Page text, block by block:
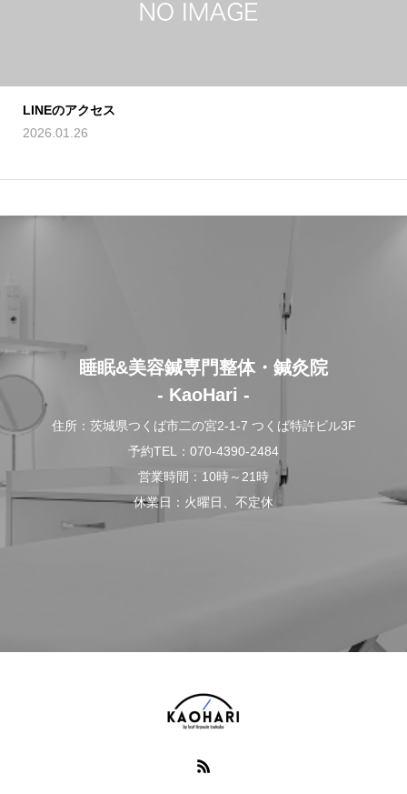
LINEのアクセス
2026.01.26
睡眠&美容鍼専門整体・鍼灸院
- KaoHari -
住所：茨城県つくば市二の宮2-1-7 つくば特許ビル3F
予約TEL：070-4390-2484
営業時間：10時～21時
休業日：火曜日、不定休